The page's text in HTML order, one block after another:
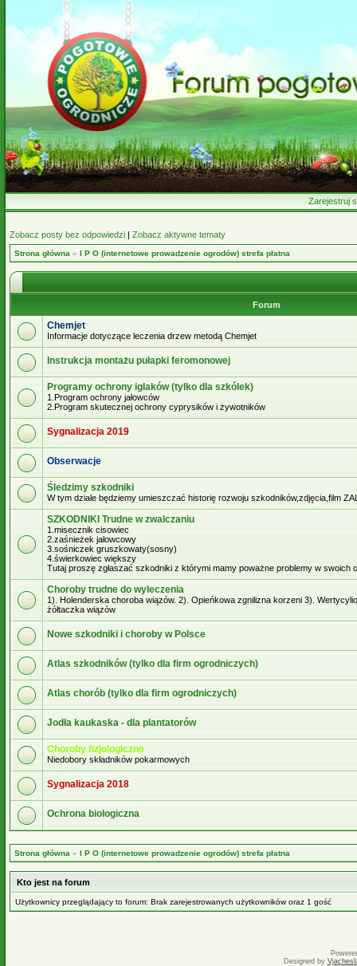
Zarejestruj
Zobacz posty bez odpowiedzi | Zobacz aktywne tematy
Strona główna » I P O (internetowe prowadzenie ogrodów) strefa płatna
Forum
Chemjet
Informacje dotyczące leczenia drzew metodą Chemjet
Instrukcja montażu pułapki feromonowej
Programy ochrony iglaków (tylko dla szkólek)
1.Program ochrony jałowców
2.Program skutecznej ochrony cyprysików i żywotników
Sygnalizacja 2019
Obserwacje
Śledzimy szkodniki
W tym dziale będziemy umieszczać historię rozwoju szkodników,zdjęcia,film
SZKODNIKI Trudne w zwalczaniu
1.misecznik cisowiec
2.zaśnieżek jałowcowy
3.sośniczek gruszkowaty(sosny)
4.świerkowiec większy
Tutaj proszę zgłaszać szkodniki z którymi mamy poważne problemy w swoich
Choroby trudne do wyleczenia
1). Holenderska choroba wiązów. 2). Opieńkowa zgnilizna korzeni 3).
żółtaczka wiązów
Nowe szkodniki i choroby w Polsce
Atlas szkodników (tylko dla firm ogrodniczych)
Atlas chorób (tylko dla firm ogrodniczych)
Jodła kaukaska - dla plantatorów
Choroby fizjologiczne
Niedobory składników pokarmowych
Sygnalizacja 2018
Ochrona biologiczna
Strona główna » I P O (internetowe prowadzenie ogrodów) strefa płatna
Kto jest na forum
Użytkownicy przeglądający to forum: Brak zarejestrowanych użytkowników oraz 1 gość
Designed by